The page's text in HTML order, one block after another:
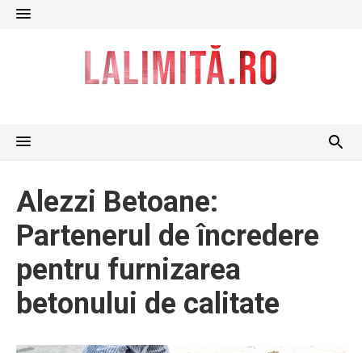
Skip
Alezzi Betoane:
Partenerul de încredere
pentru furnizarea
betonului de calitate